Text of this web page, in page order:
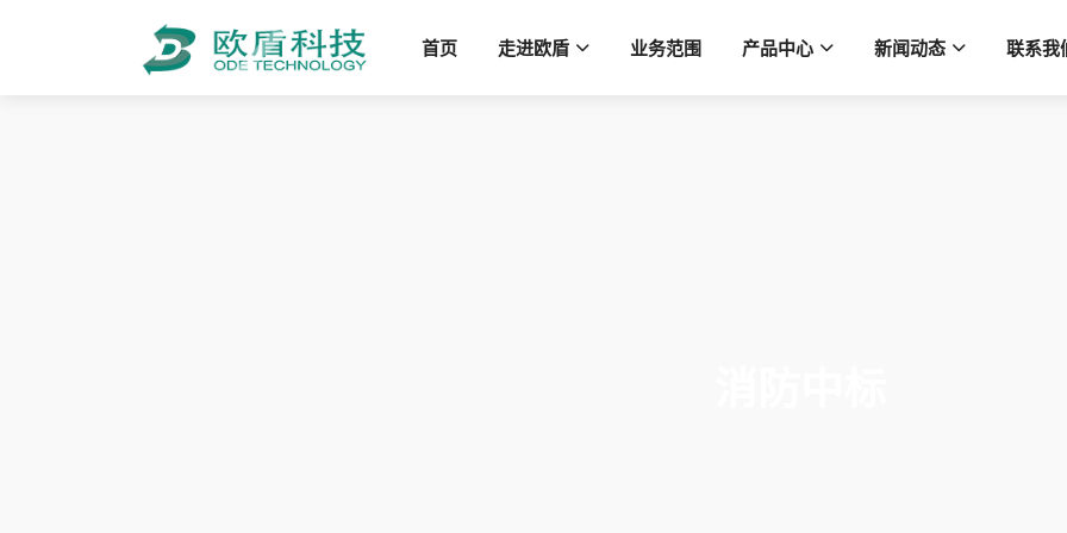
首页 走进欧盾 业务范围 产品中心 新闻动态 联系我